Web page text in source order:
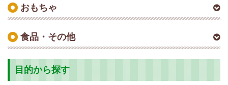
おもちゃ
食品・その他
目的から探す